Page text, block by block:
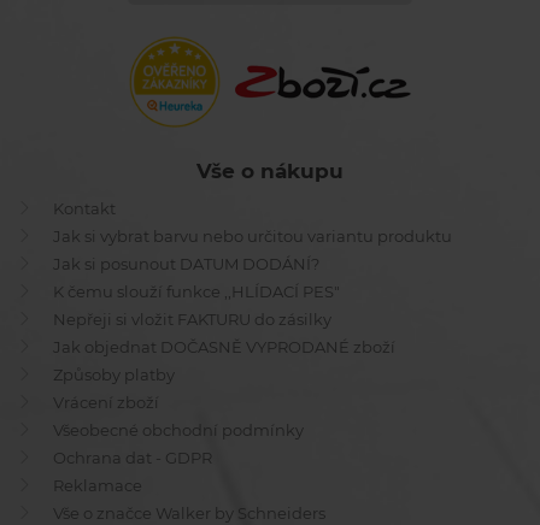
Vše o nákupu
Kontakt
Jak si vybrat barvu nebo určitou variantu produktu
Jak si posunout DATUM DODÁNÍ?
K čemu slouží funkce ,,HLÍDACÍ PES"
Nepřeji si vložit FAKTURU do zásilky
Jak objednat DOČASNĚ VYPRODANÉ zboží
Způsoby platby
Vrácení zboží
Všeobecné obchodní podmínky
Ochrana dat - GDPR
Reklamace
Vše o značce Walker by Schneiders